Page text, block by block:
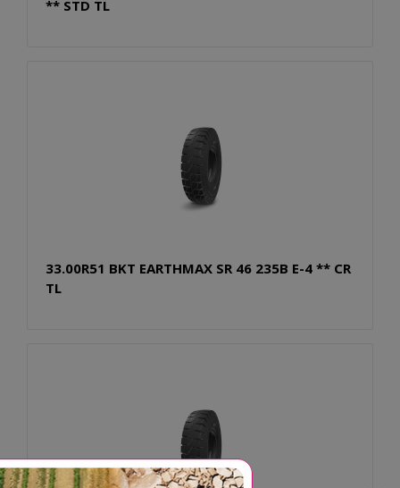
** STD TL
33.00R51 BKT EARTHMAX SR 46 235B E-4 ** CR
TL